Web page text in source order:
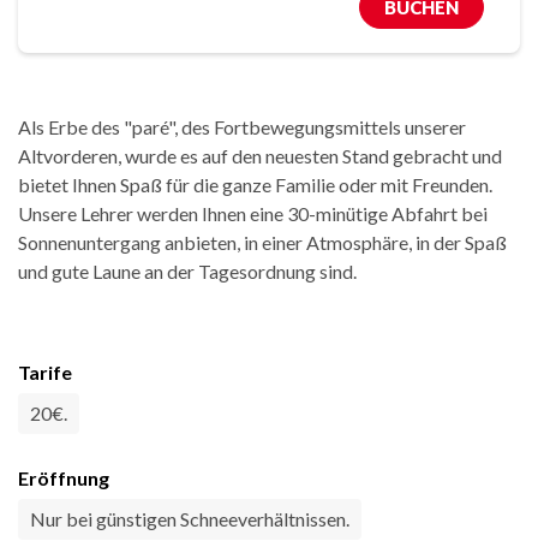
BUCHEN
Als Erbe des "paré", des Fortbewegungsmittels unserer
Altvorderen, wurde es auf den neuesten Stand gebracht und
bietet Ihnen Spaß für die ganze Familie oder mit Freunden.
Unsere Lehrer werden Ihnen eine 30-minütige Abfahrt bei
Sonnenuntergang anbieten, in einer Atmosphäre, in der Spaß
und gute Laune an der Tagesordnung sind.
Tarife
20€.
Eröffnung
Nur bei günstigen Schneeverhältnissen.